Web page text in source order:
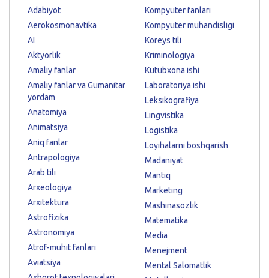
Adabiyot
Aerokosmonavtika
AI
Aktyorlik
Amaliy fanlar
Amaliy fanlar va Gumanitar
yordam
Anatomiya
Animatsiya
Aniq fanlar
Antrapologiya
Arab tili
Arxeologiya
Arxitektura
Astrofizika
Astronomiya
Atrof-muhit fanlari
Aviatsiya
Kompyuter fanlari
Kompyuter muhandisligi
Koreys tili
Kriminologiya
Kutubxona ishi
Laboratoriya ishi
Leksikografiya
Lingvistika
Logistika
Loyihalarni boshqarish
Madaniyat
Mantiq
Marketing
Mashinasozlik
Matematika
Media
Menejment
Mental Salomatlik